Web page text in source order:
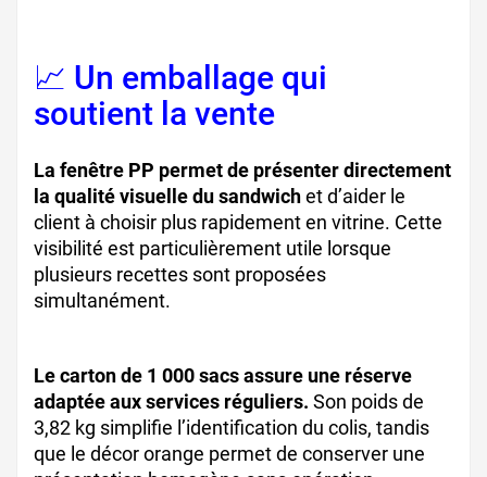
📈 Un emballage qui
soutient la vente
La fenêtre PP permet de présenter directement
la qualité visuelle du sandwichet d’aider le
client à choisir plus rapidement en vitrine. Cette
visibilité est particulièrement utile lorsque
plusieurs recettes sont proposées
simultanément.
Le carton de 1 000 sacs assure une réserve
adaptée aux services réguliers. Son poids de
3,82 kg simplifie l’identification du colis, tandis
que le décor orange permet de conserver une